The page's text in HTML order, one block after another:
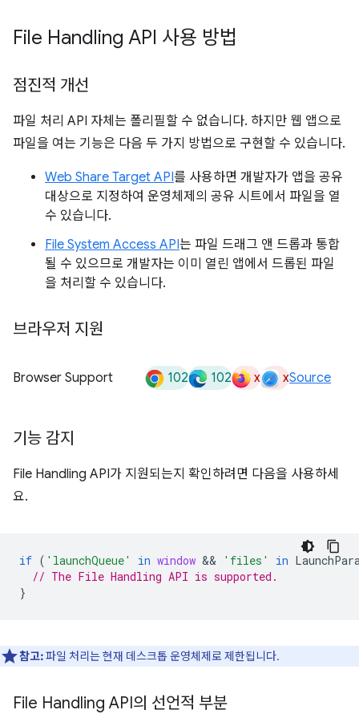
File Handling API 사용 방법
점진적 개선
파일 처리 API 자체는 폴리필할 수 없습니다. 하지만 웹 앱으로
파일을 여는 기능은 다음 두 가지 방법으로 구현할 수 있습니다.
Web Share Target API를 사용하면 개발자가 앱을 공유
대상으로 지정하여 운영체제의 공유 시트에서 파일을 열
수 있습니다.
File System Access API는 파일 드래그 앤 드롭과 통합
될 수 있으므로 개발자는 이미 열린 앱에서 드롭된 파일
을 처리할 수 있습니다.
브라우저 지원
Browser Support 102 102 x xSource
기능 감지
File Handling API가 지원되는지 확인하려면 다음을 사용하세
요.
if ( 'launchQueue' in window && 'files' in
// The File Handling API is supported.
}
참고:파일 처리는 현재 데스크톱 운영체제로 제한됩니다.
File Handling API의 선언적 부분